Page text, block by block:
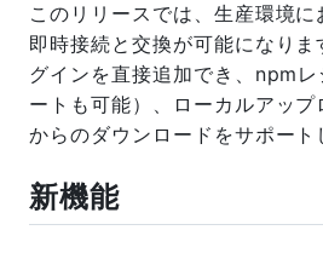
このリリースでは、生産環境
即時接続と交換が可能になり
グインを直接追加でき、npm
ートも可能）、ローカルアッ
からのダウンロードをサポート
新機能